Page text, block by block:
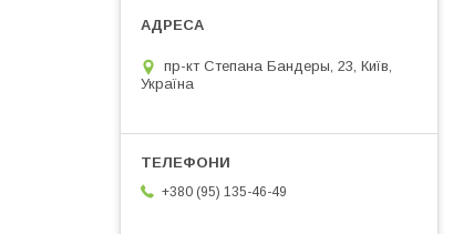
пр-кт Степана Бандеры, 23, Київ,
Україна
+380 (95) 135-46-49